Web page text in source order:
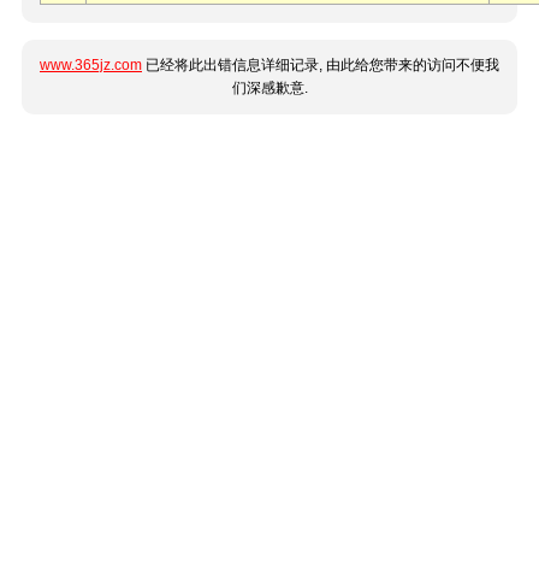
www.365jz.com 已经将此出错信息详细记录, 由此给您带来的访问不便我
们深感歉意.